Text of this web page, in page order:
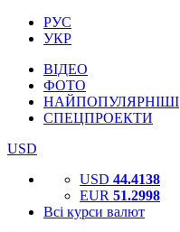
РУС
УКР
ВІДЕО
ФОТО
НАЙПОПУЛЯРНІШІ
СПЕЦПРОЕКТИ
USD
USD 44.4138
EUR 51.2998
Всі курси валют